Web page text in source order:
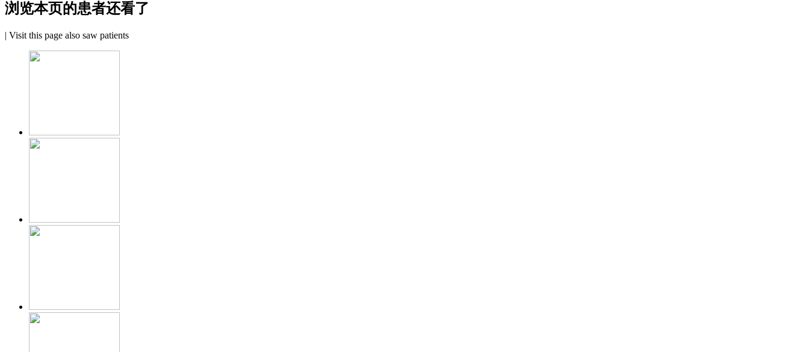
浏览本页的患者还看了
| Visit this page also saw patients